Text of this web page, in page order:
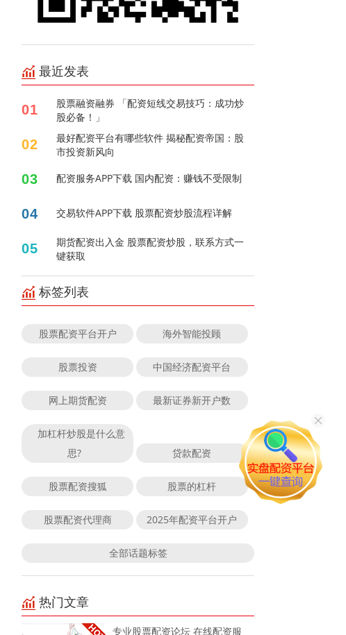
最近发表
01
股票融资融券 「配资短线交易技巧：成功炒
股必备！」
02
最好配资平台有哪些软件 揭秘配资帝国：股
市投资新风向
03 配资服务APP下载 国内配资：赚钱不受限制
04 交易软件APP下载 股票配资炒股流程详解
05
期货配资出入金 股票配资炒股，联系方式一
键获取
标签列表
股票配资平台开户 海外智能投顾
股票投资 中国经济配资平台
网上期货配资 最新证券新开户数
加杠杆炒股是什么意
思?
贷款配资
股票配资搜狐 股票的杠杆
股票配资代理商 2025年配资平台开户
全部话题标签
热门文章
专业股票配资论坛 在线配资服